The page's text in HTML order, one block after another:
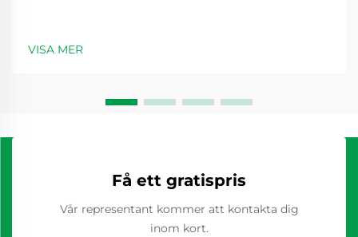
VISA MER
Få ett gratispris
Vår representant kommer att kontakta dig
inom kort.